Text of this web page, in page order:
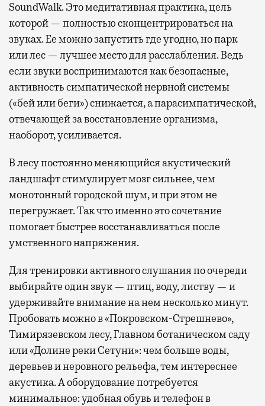
SoundWalk. Это медитативная практика, цель
которой — полностью сконцентрироваться на
звуках. Ее можно запустить где угодно, но парк
или лес — лучшее место для расслабления. Ведь
если звуки воспринимаются как безопасные,
активность симпатической нервной системы
(«бей или беги») снижается, а парасимпатической,
отвечающей за восстановление организма,
наоборот, усиливается.
В лесу постоянно меняющийся акустический
ландшафт стимулирует мозг сильнее, чем
монотонный городской шум, и при этом не
перегружает. Так что именно это сочетание
помогает быстрее восстанавливаться после
умственного напряжения.
Для тренировки активного слушания по очереди
выбирайте один звук — птиц, воду, листву — и
удерживайте внимание на нем несколько минут.
Пробовать можно в «Покровском-Стрешнево»,
Тимирязевском лесу, Главном ботаническом саду
или «Долине реки Сетуни»: чем больше воды,
деревьев и неровного рельефа, тем интереснее
акустика. А оборудование потребуется
минимальное: удобная обувь и телефон в